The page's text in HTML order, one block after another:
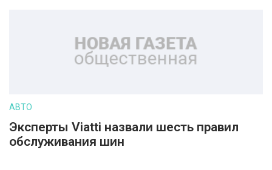
АВТО
Эксперты Viatti назвали шесть правил
обслуживания шин